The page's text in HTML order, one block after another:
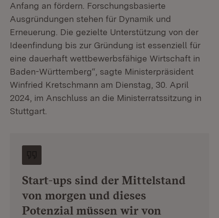
Anfang an fördern. Forschungsbasierte
Ausgründungen stehen für Dynamik und
Erneuerung. Die gezielte Unterstützung von der
Ideenfindung bis zur Gründung ist essenziell für
eine dauerhaft wettbewerbsfähige Wirtschaft in
Baden-Württemberg“, sagte Ministerpräsident
Winfried Kretschmann am Dienstag, 30. April
2024, im Anschluss an die Ministerratssitzung in
Stuttgart.
Start-ups sind der Mittelstand
von morgen und dieses
Potenzial müssen wir von